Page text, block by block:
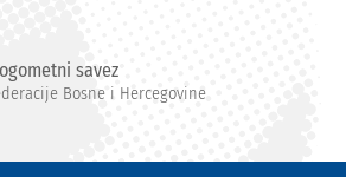
savez
Bosne i Hercegovine